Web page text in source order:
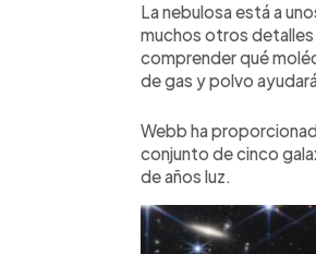
La nebulosa está a
muchos otros
comprender qué
de gas y polvo
Webb ha
conjunto de cinco
de años luz.